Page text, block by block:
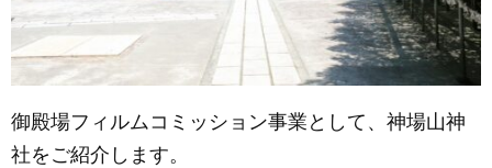
御殿場フィルムコミッション事業として、神場山神
社をご紹介します。